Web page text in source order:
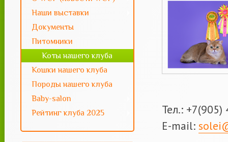
Наши выставки
Документы
Питомники
Коты нашего клуба
Кошки нашего клуба
Породы нашего клуба
Baby-salon
Рейтинг клуба 2025
Тел.:
E-mail: